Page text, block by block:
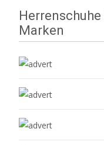
Marken